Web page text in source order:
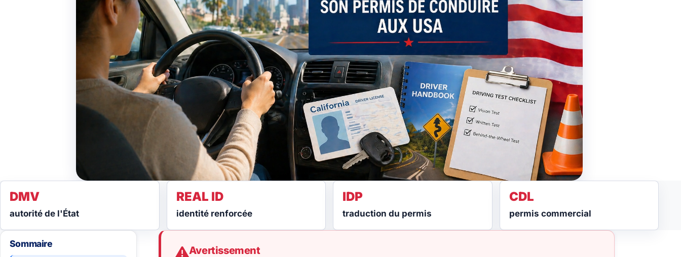
DMV
autorité de l'État
REAL ID
identité renforcée
IDP
traduction du permis
CDL
permis commercial
Sommaire
Avertissement